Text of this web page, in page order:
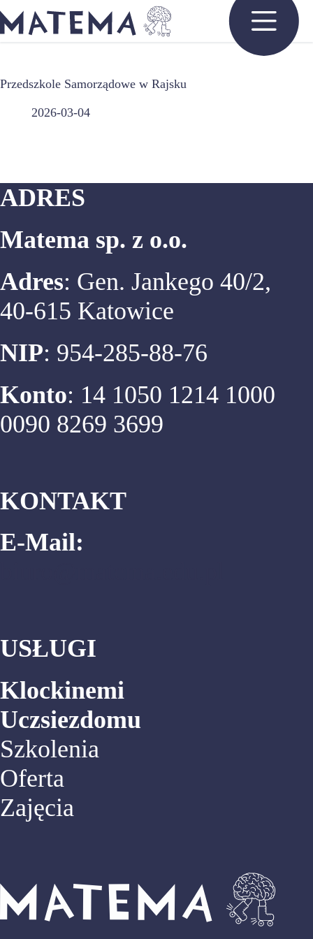
do
treści
Przedszkole Samorządowe w Rajsku
2026-03-04
ADRES
Matema sp. z o.o.
Adres: Gen. Jankego 40/2,
40-615 Katowice
NIP: 954-285-88-76
Konto: 14 1050 1214 1000
0090 8269 3699
KONTAKT
E-Mail:
USŁUGI
Klockinemi
Uczsiezdomu
Szkolenia
Oferta
Zajęcia